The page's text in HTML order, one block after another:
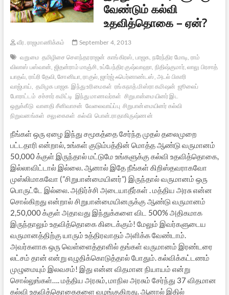
வேண்டும் கல்வி
உதவித்தொகை – ஏன்?
வீர. ராஜமாணிக்கம்
September 4, 2013
வறுமை தமிழிசை சௌந்தரராஜன் காங்கிரஸ், பாஜக, நரேந்திர மோடி, ராம்
விலாஸ் பஸ்வான், ஜிதன்ராம் மாஞ்சி, உப்பேந்திர குஷ்வாஹா, நிதிஷ்குமார், லாலு பிரசாத்
யாதவ், ராப்ரி தேவி, சோனியா, ராகுல், ஜார்ஜ் ஃபெர்னாண்டஸ், அடல் பிகாரி
வாஜ்பாய், தமிழக பாஜக இந்து உரிமைகள் ரங்கநாத் மிஸ்ரா கமிஷன் ஜூலைப்
போராட்டம் சச்சார் கமிட்டி இந்து மாணவர்கள் சிறுபான்மையினர் இட
ஒதுக்கீடு வானதி சீனிவாசன் வேலைவாய்ப்பு சிறுபான்மையினர் கல்வி
நிறுவனங்கள் சலுகைகள் கல்வி பொன்.ராதாகிருஷ்ணன்
நீங்கள் ஒரு ஏழை இந்து சமூகத்தை சேர்ந்த முதல் தலைமுறை
பட்டதாரி என்றால், உங்கள் குடும்பத்தின் மொத்த ஆண்டு வருமானம்
50,000 க்குள் இருந்தால் மட்டுமே உங்களுக்கு கல்வி உதவித்தொகை,
இல்லாவிட்டால் இல்லை. ஆனால் இதே நீங்கள் கிறிஸ்தவராகவோ
முஸ்லிமாகவோ (”சிறுபான்மையினர்”) இருந்தால் வருமானம் ஒரு
பொருட்டே இல்லை. அதிர்ச்சி அடையாதீர்கள் . மத்திய அரசு என்ன
சொல்கிறது என்றால் சிறுபான்மையினருக்கு ஆண்டு வருமானம்
2,50,000 க்குள் அதாவது இந்துக்களை விட 500% அதிகமாக
இருந்தாலும் உதவித்தொகை கிடைக்கும்! மேலும் இவர்களுடைய
வருமானத்திற்கு யாரும் உத்திரவாதம் அளிக்க வேண்டாம்.
அவர்களாக ஒரு வெள்ளைத்தாளில் தங்கள் வருமானம் இரண்டரை
லட்சம் தான் என்று எழுதிக்கொடுத்தால் போதும். கல்விக்கட்டணம்
முழுமையும் இலவசம்! இது என்ன விதமான நியாயம் என்று
சொல்லுங்கள்…. மத்திய அரசும், மாநில அரசும் சேர்ந்து 37 விதமான
கல்வி உதவித்தொகைகளை வழங்குகிறது. ஆனால் இதில்